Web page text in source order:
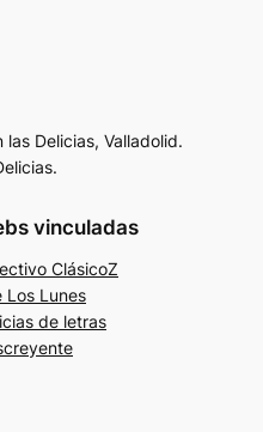
Delicias, Valladolid.
vinculadas
ClásicoZ
Los Lunes
de letras